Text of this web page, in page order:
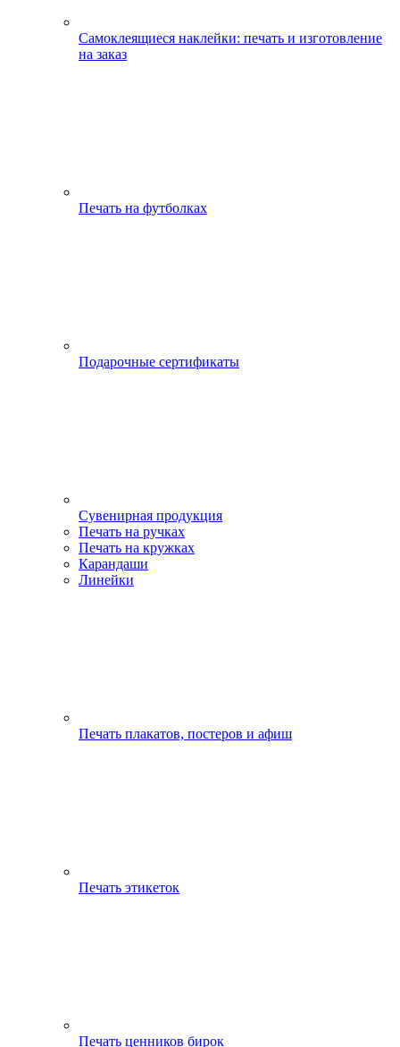
Самоклеящиеся наклейки: печать и изготовление
на заказ
Печать на футболках
Подарочные сертификаты
Сувенирная продукция
Печать на ручках
Печать на кружках
Карандаши
Линейки
Печать плакатов, постеров и афиш
Печать этикеток
Печать ценников бирок